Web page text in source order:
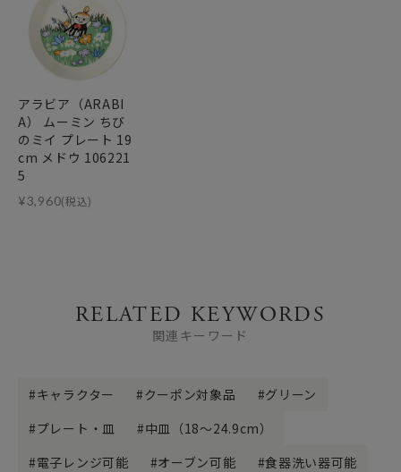
アラビア（ARABI
A） ムーミン ちび
のミイ プレート 19
cm メドウ 106221
5
¥3,960(税込)
RELATED KEYWORDS
関連キーワード
キャラクター クーポン対象品
グリーン
プレート・皿
中皿（18～24.9cm）
電子レンジ可能
オーブン可能
食器洗い器可能